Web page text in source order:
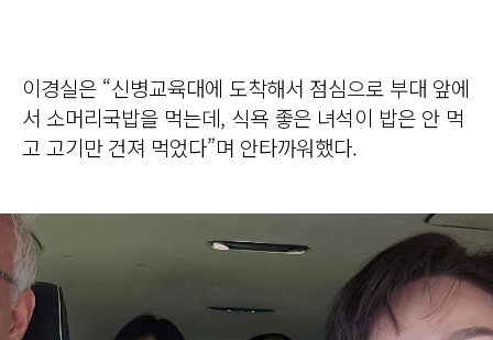
이경실은 “신병교육대에 도착해서 점심으로 부대 앞에
서 소머리국밥을 먹는데, 식욕 좋은 녀석이 밥은 안 먹
고 고기만 건져 먹었다”며 안타까워했다.